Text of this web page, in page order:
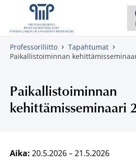
Skippaa sisältö
Professoriliitto
Tapahtumat
Paikallistoiminnan
Paikallistoiminnan
kehittämisseminaari
Aika: 20.5.2026–21.5.2026